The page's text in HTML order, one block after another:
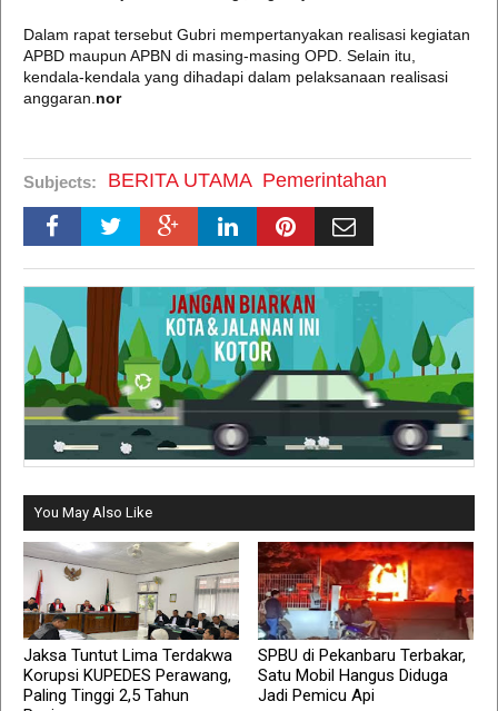
Dalam rapat tersebut Gubri mempertanyakan realisasi kegiatan
APBD maupun APBN di masing-masing OPD. Selain itu,
kendala-kendala yang dihadapi dalam pelaksanaan realisasi
anggaran. nor
Subjects: BERITA UTAMA Pemerintahan
You May Also Like
Jaksa Tuntut Lima Terdakwa
Korupsi KUPEDES Perawang,
Paling Tinggi 2,5 Tahun
SPBU di Pekanbaru Terbakar,
Satu Mobil Hangus Diduga
Jadi Pemicu Api